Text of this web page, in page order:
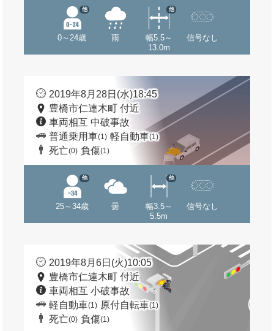
0～24歳
他
雨
幅5.5～
13.0m
他
信号なし
2019年8月28日(水)18:45
豊橋市仁連木町 付近
車両相互 中破事故
普通乗用車(1) 軽自動車(1)
死亡(0) 負傷(1)
25～34歳
他
曇
幅3.5～
5.5m
他
信号なし
2019年8月6日(火)10:05
豊橋市仁連木町 付近
車両相互 小破事故
軽自動車(1) 原付自転車(1)
死亡(0) 負傷(1)